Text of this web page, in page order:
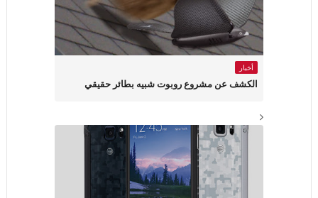
أخبار
الكشف عن مشروع روبوت شبيه بطائر حقيقي